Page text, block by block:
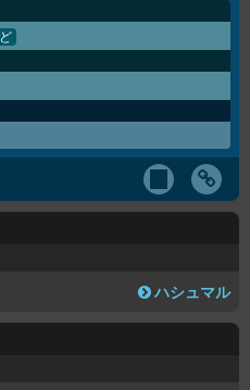
ハシュマル